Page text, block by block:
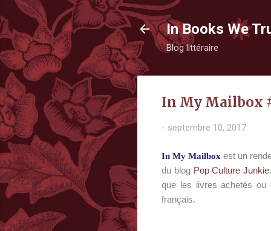
In Books We
Blog littéraire
In My Mailbox
- septembre 10, 2017
In My Mailbox est un
du blog Pop Culture Junkie
que les livres achetés ou
français.